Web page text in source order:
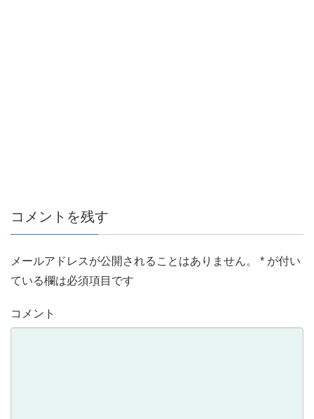
コメントを残す
メールアドレスが公開されることはありません。 * が付い
ている欄は必須項目です
コメント